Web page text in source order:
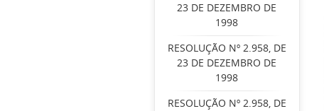
23 DE DEZEMBRO DE
1998
RESOLUÇÃO Nº 2.958, DE
23 DE DEZEMBRO DE
1998
RESOLUÇÃO Nº 2.958, DE